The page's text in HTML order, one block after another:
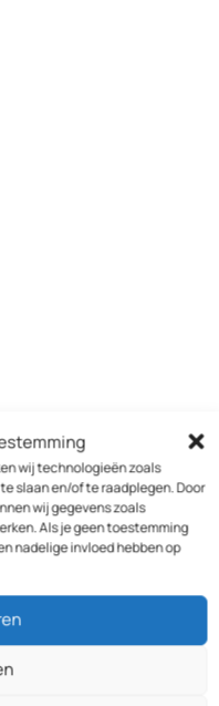
wij technologieën zoals
slaan en/of te raadplegen. Door
wij gegevens zoals
Als je geen toestemming
nadelige invloed hebben op